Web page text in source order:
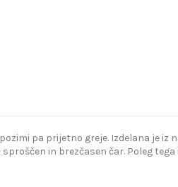
pa prijetno greje. Izdelana je iz
in brezčasen čar. Poleg